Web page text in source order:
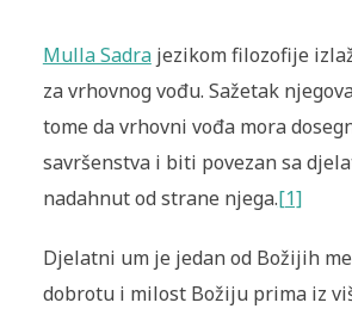
Mulla Sadrajezikom filozofije
za vrhovnog vođu. Sažetak
tome da vrhovni vođa mora
savršenstva i biti povezan sa
nadahnut od strane njega.[1]
Djelatni um je jedan od Božijih
dobrotu i milost Božiju prima iz